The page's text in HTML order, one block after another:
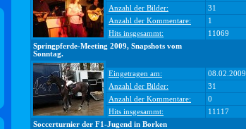
Anzahl der Bilder:
31
Anzahl der Kommentare:
1
Hits insgesammt:
11069
Springpferde-Meeting 2009, Snapshots vom
Sonntag.
Eingetragen am:
08.02.2009
Anzahl der Bilder:
31
Anzahl der Kommentare:
0
Hits insgesammt:
11117
Soccerturnier der F1-Jugend in Borken